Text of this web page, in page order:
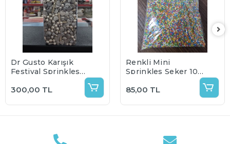
Dr Gusto Karışık
Festival Sprinkles
300,00 TL
Renkli Mini
Sprinkles Şeker 100
85,00 TL